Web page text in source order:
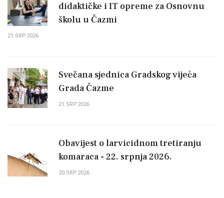
didaktičke i IT opreme za Osnovnu
školu u Čazmi
21.SRP.2026
Svečana sjednica Gradskog vijeća
Grada Čazme
21.SRP.2026
Obavijest o larvicidnom tretiranju
komaraca - 22. srpnja 2026.
20.SRP.2026